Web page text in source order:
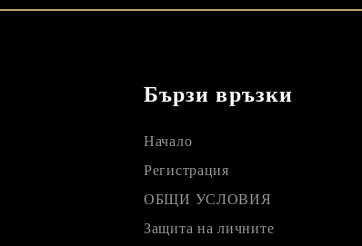
Бързи връзки
Начало
Регистрация
ОБЩИ УСЛОВИЯ
Защита на личните